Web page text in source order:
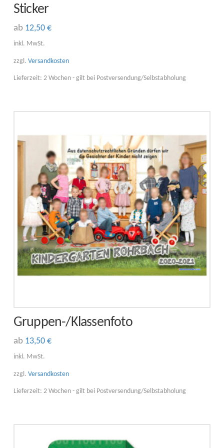
Sticker
ab 12,50 €
Dieses
Produkt
weist
Die
Optionen
können
der
Produktseite
gewählt
werden
inkl. MwSt.
zzgl. Versandkosten
Lieferzeit: 2 Wochen - gilt bei Postversendung/Selbstabholung
Gruppen-/Klassenfoto
ab 13,50 €
Dieses
Produkt
weist
inkl. MwSt.
zzgl. Versandkosten
Lieferzeit: 2 Wochen - gilt bei Postversendung/Selbstabholung